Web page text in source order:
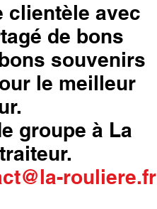
clientèle avec
de bons
souvenirs
le meilleur
groupe à La
rouliere.fr